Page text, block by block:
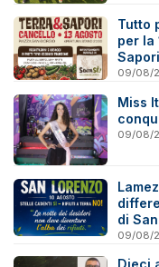
Tutto
per la
09/08/
Miss
09/08/
di
09/08/